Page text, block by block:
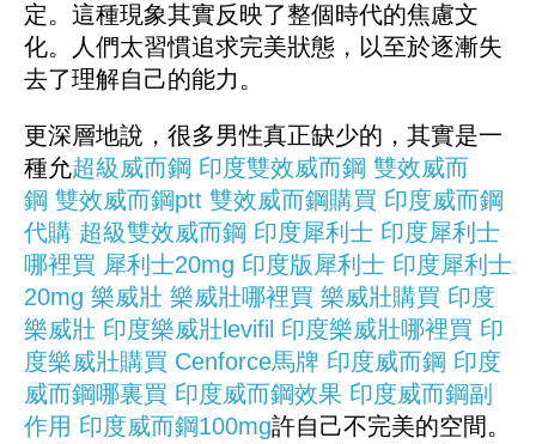
定。這種現象其實反映了整個時代的焦慮文
化。人們太習慣追求完美狀態，以至於逐漸失
去了理解自己的能力。
更深層地說，很多男性真正缺少的，其實是一
種允超級威而鋼 印度雙效威而鋼 雙效威而
鋼 雙效威而鋼ptt 雙效威而鋼購買 印度威而鋼
代購 超級雙效威而鋼 印度犀利士 印度犀利士
哪裡買 犀利士20mg 印度版犀利士 印度犀利士
20mg 樂威壯 樂威壯哪裡買 樂威壯購買 印度
樂威壯 印度樂威壯levifil 印度樂威壯哪裡買 印
度樂威壯購買 Cenforce馬牌 印度威而鋼 印度
威而鋼哪裏買 印度威而鋼效果 印度威而鋼副
作用 印度威而鋼100mg許自己不完美的空間。